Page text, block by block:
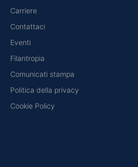
Carriere
Contattaci
Eventi
Filantropia
Comunicati stampa
Politica della privacy
Cookie Policy